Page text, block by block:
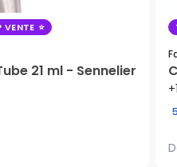
VENTE
21 ml - Sennelier